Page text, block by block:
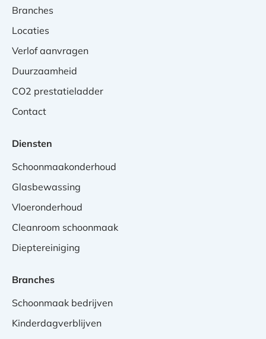
Branches
Locaties
Verlof aanvragen
Duurzaamheid
CO2 prestatieladder
Contact
Diensten
Schoonmaakonderhoud
Glasbewassing
Vloeronderhoud
Cleanroom schoonmaak
Dieptereiniging
Branches
Schoonmaak bedrijven
Kinderdagverblijven